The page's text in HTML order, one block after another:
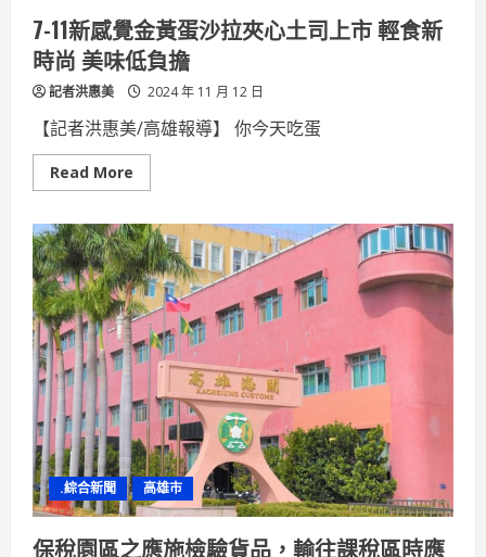
7-11新感覺金黃蛋沙拉夾心土司上市 輕食新
時尚 美味低負擔
記者洪惠美 2024 年 11 月 12 日
【記者洪惠美/高雄報導】 你今天吃蛋
Read More
more
11
新
感
覺
金
黃
蛋
沙
拉
夾
土
司
上
市
輕
食
新
時
尚
美
味
.綜合新聞 高雄市
保稅園區之應施檢驗貨品，輸往課稅區時應